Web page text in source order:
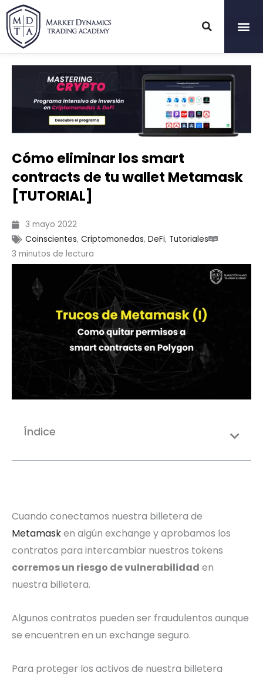
contenido
Cómo eliminar los smart
contracts de tu wallet Metamask
[TUTORIAL]
3 mayo 2022
Coinscientes, Criptomonedas, DeFi, Tutoriales
Índice
Cuando conectamos nuestra billetera de
Metamasken algún exchange y aprobamos los
contratos para intercambiar nuestros tokens
corremos un riesgo de vulnerabilidad en
nuestra billetera.
Algunos contratos pueden ser fraudulentos aunque
se encuentren en un exchange seguro.
Para proteger los activos de nuestra billetera